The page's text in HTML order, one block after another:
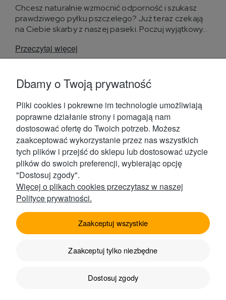
Chcesz naturalnie wzmocnić odporność i szukasz
prawdziwego pyłku pszczelego? Już teraz czekają
na Ciebie skarby z naszej pasieki. Poczuj wyjątkowy...
Przeczytaj więcej
Zestawy świąteczne z miodem z pasieki
praktyczny pomysł na prezent z oferty sklepu
internetowego...
Przeczytaj więcej
Kontakt
Obsługa Klienta
Dbamy o Twoją prywatność
Pliki cookies i pokrewne im technologie umożliwiają
poprawne działanie strony i pomagają nam
dostosować ofertę do Twoich potrzeb. Możesz
zaakceptować wykorzystanie przez nas wszystkich
tych plików i przejść do sklepu lub dostosować użycie
plików do swoich preferencji, wybierając opcję
"Dostosuj zgody".
Więcej o plikach cookies przeczytasz w naszej
Polityce prywatności.
Zaakceptuj tylko niezbędne
Dostosuj zgody
Zaakceptuj wszystkie